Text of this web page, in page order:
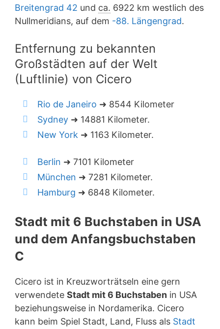
Breitengrad 42 und ca. 6922 km westlich des
Nullmeridians, auf dem -88. Längengrad.
Entfernung zu bekannten
Großstädten auf der Welt
(Luftlinie) von Cicero
Rio de Janeiro ➜ 8544 Kilometer
Sydney ➜ 14881 Kilometer.
New York ➜ 1163 Kilometer.
Berlin ➜ 7101 Kilometer
München ➜ 7281 Kilometer.
Hamburg ➜ 6848 Kilometer.
Stadt mit 6 Buchstaben in USA
und dem Anfangsbuchstaben
C
Cicero ist in Kreuzworträtseln eine gern
verwendete Stadt mit 6 Buchstaben in USA
beziehungsweise in Nordamerika. Cicero
kann beim Spiel Stadt, Land, Fluss als Stadt